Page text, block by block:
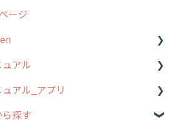
ース情報
リリース情報
実現しました
ージ
の使い方
て知ろう
概要
アル
使い始め
ープ管理
アル_アプリ
始め
探す